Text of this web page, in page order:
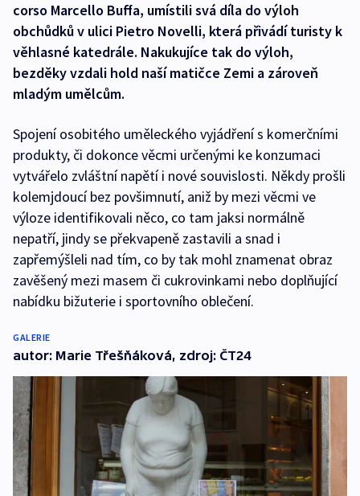
corso Marcello Buffa, umístili svá díla do výloh
obchůdků v ulici Pietro Novelli, která přivádí turisty k
věhlasné katedrále. Nakukujíce tak do výloh,
bezděky vzdali hold naší matičce Zemi a zároveň
mladým umělcům.
Spojení osobitého uměleckého vyjádření s komerčními
produkty, či dokonce věcmi určenými ke konzumaci
vytvářelo zvláštní napětí i nové souvislosti. Někdy prošli
kolemjdoucí bez povšimnutí, aniž by mezi věcmi ve
výloze identifikovali něco, co tam jaksi normálně
nepatří, jindy se překvapeně zastavili a snad i
zapřemýšleli nad tím, co by tak mohl znamenat obraz
zavěšený mezi masem či cukrovinkami nebo doplňující
nabídku bižuterie i sportovního oblečení.
GALERIE
autor: Marie Třešňáková, zdroj: ČT24